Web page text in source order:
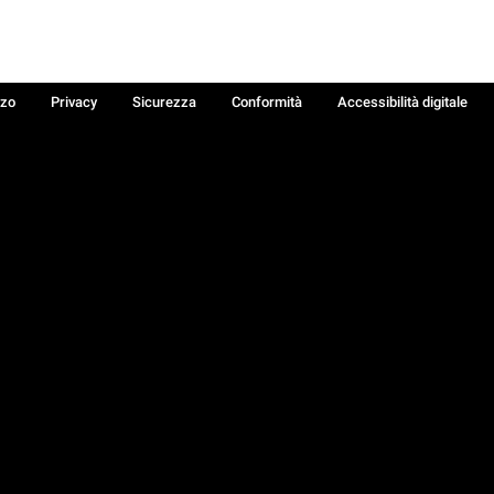
Privacy Sicurezza Conformità
Accessibilità digitale